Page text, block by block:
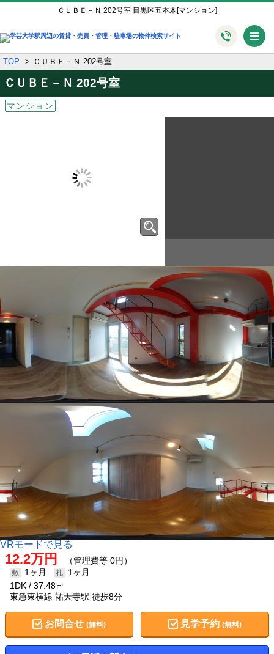
ＣＵＢＥ－Ｎ 202号室 目黒区五本木[マンション]
TOP ＣＵＢＥ－Ｎ 202号室
ＣＵＢＥ－Ｎ 202号室
マンション
VRモードで見る
12.2万円 （管理費等 0円）
1ヶ月
1ヶ月
1DK
37.48㎡
東急東横線 祐天寺駅 徒歩8分
お問合せ (無料) 見学予約(無料)